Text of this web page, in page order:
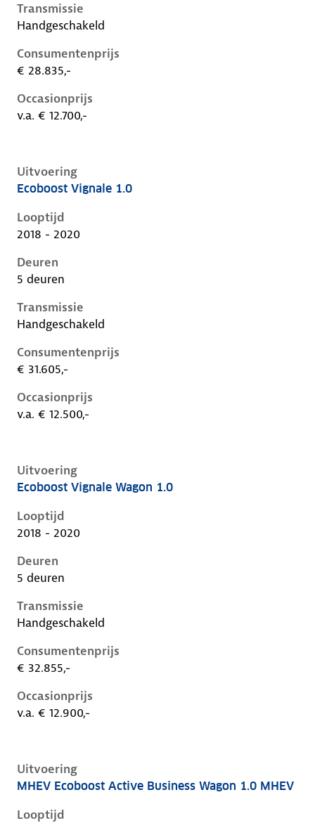
Transmissie
Handgeschakeld
Consumentenprijs
€ 28.835,-
Occasionprijs
v.a. € 12.700,-
Uitvoering
Ford Focus iv, 1.0, 92 kW, Benzine, 5 deuren
Ecoboost Vignale 1.0
Looptijd
2018 - 2020
Deuren
5 deuren
Transmissie
Handgeschakeld
Consumentenprijs
€ 31.605,-
Occasionprijs
v.a. € 12.500,-
Uitvoering
Ford Focus iv, wagon 1.0, 92 kW, Benzine, 5 deuren
Ecoboost Vignale Wagon 1.0
Looptijd
2018 - 2020
Deuren
5 deuren
Transmissie
Handgeschakeld
Consumentenprijs
€ 32.855,-
Occasionprijs
v.a. € 12.900,-
Uitvoering
Ford Focus iv, wagon 1.0 mhev, 92 kW, Benzine, 5
MHEV Ecoboost Active Business Wagon 1.0 MHEV
Looptijd